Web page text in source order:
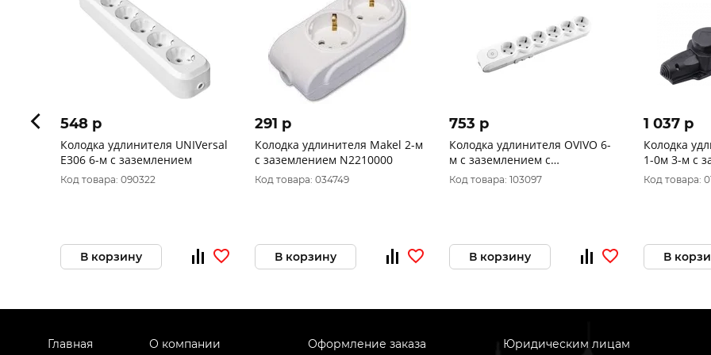
548 p
Колодка удлинителя UNIVersal
E306 6-м с заземлением
Код товара: 090322
В корзину
291 p
Колодка удлинителя Makel 2-м
с заземлением N2210000
Код товара: 034749
В корзину
753 p
Колодка удлинителя OVIVO 6-
м с заземлением с
выключателем 700-000000-
126
Код товара: 103097
В корзину
1 037 p
Колодка
1-0м 3-м с
крышками
Код товара:
В
Главная О компании Оформление заказа Юридическим лицам